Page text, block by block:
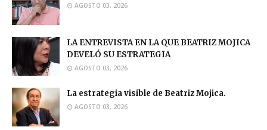
AGOSTO 03, 2026
LA ENTREVISTA EN LA QUE BEATRIZ MOJICA
DEVELÓ SU ESTRATEGIA
AGOSTO 03, 2026
La estrategia visible de Beatriz Mojica.
AGOSTO 03, 2026